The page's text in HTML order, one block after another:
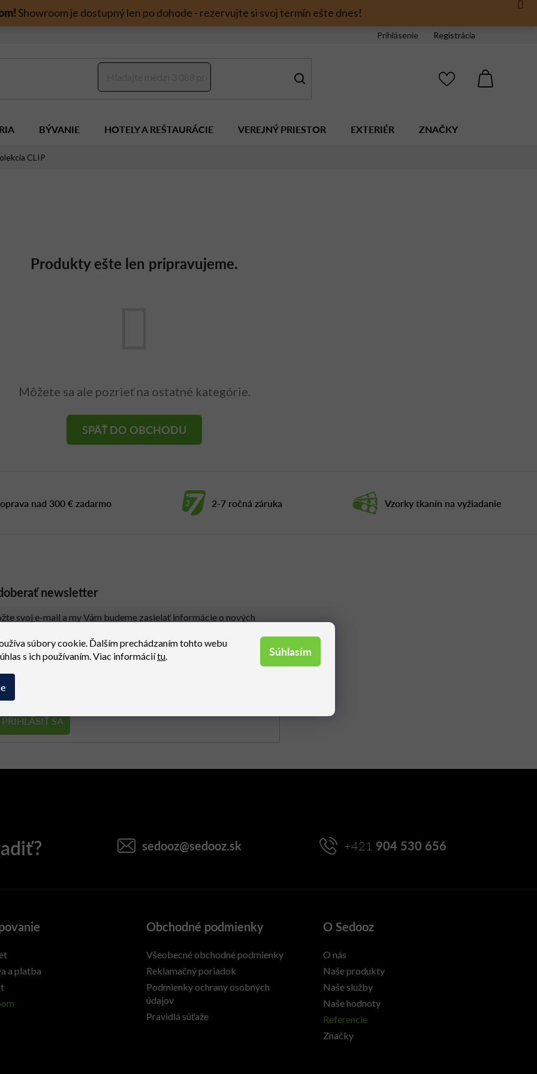
súbory cookie. Ďalším prechádzaním tohto webu
s ich používaním. Viac informáciítu. Súhlasím
Showroom je dostupný len po dohode - rezervujte si svoj termín ešte dnes!
Prihlásenie Registrácia
BÝVANIE HOTELY A REŠTAURÁCIE VEREJNÝ PRIESTOR EXTERIÉR ZNAČKY
CLIP
Produkty ešte len pripravujeme.
Môžete sa ale pozrieť na ostatné kategórie.
SPÄŤ DO OBCHODU
nad 300 € zadarmo 2-7 ročná záruka Vzorky tkanín na vyžiadanie
newsletter
svoj e-mail a my Vám budeme zasielať informácie o nových
Email
súhlasíte so
PRIHLÁSIŤ SA
sedooz@sedooz.sk +421 904 530 656
a platba
Obchodné podmienky
Všeobecné obchodné podmienky
Reklamačný poriadok
Podmienky ochrany osobných
údajov
Pravidlá súťaže
O Sedooz
O nás
Naše produkty
Naše služby
Naše hodnoty
Referencie
Značky